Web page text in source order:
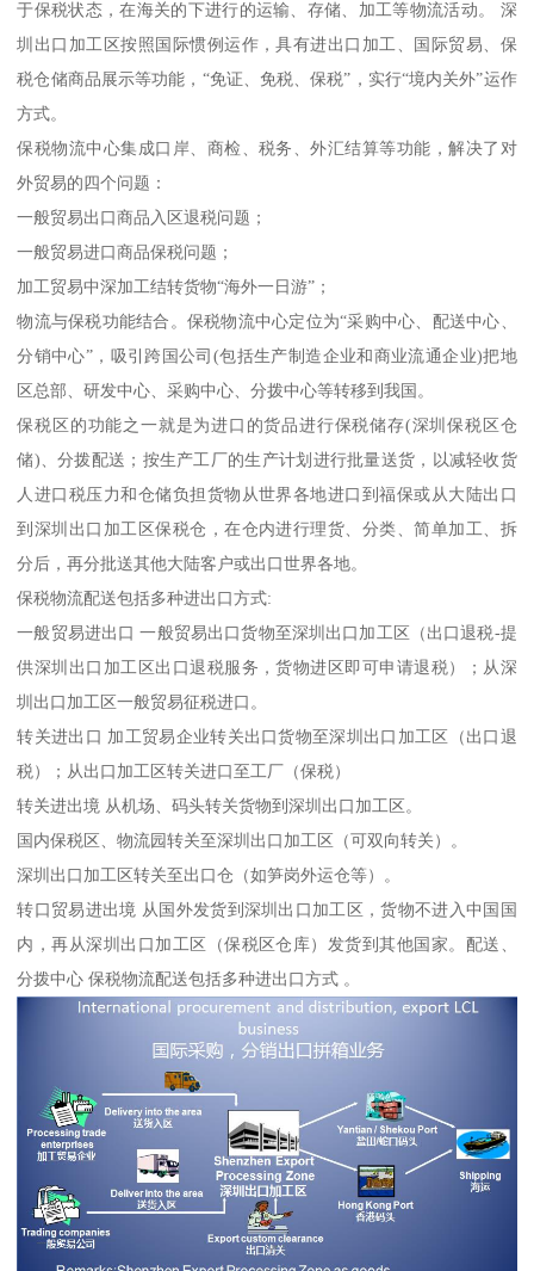
于保税状态，在海关的下进行的运输、存储、加工等物流活动。 深
圳出口加工区按照国际惯例运作，具有进出口加工、国际贸易、保
税仓储商品展示等功能，“免证、免税、保税”，实行“境内关外”运作
方式。
保税物流中心集成口岸、商检、税务、外汇结算等功能，解决了对
外贸易的四个问题：
一般贸易出口商品入区退税问题；
一般贸易进口商品保税问题；
加工贸易中深加工结转货物“海外一日游”；
物流与保税功能结合。保税物流中心定位为“采购中心、配送中心、
分销中心”，吸引跨国公司(包括生产制造企业和商业流通企业)把地
区总部、研发中心、采购中心、分拨中心等转移到我国。
保税区的功能之一就是为进口的货品进行保税储存(深圳保税区仓
储)、分拨配送；按生产工厂的生产计划进行批量送货，以减轻收货
人进口税压力和仓储负担货物从世界各地进口到福保或从大陆出口
到深圳出口加工区保税仓，在仓内进行理货、分类、简单加工、拆
分后，再分批送其他大陆客户或出口世界各地。
保税物流配送包括多种进出口方式:
一般贸易进出口 一般贸易出口货物至深圳出口加工区（出口退税-提
供深圳出口加工区出口退税服务，货物进区即可申请退税）；从深
圳出口加工区一般贸易征税进口。
转关进出口 加工贸易企业转关出口货物至深圳出口加工区（出口退
税）；从出口加工区转关进口至工厂（保税）
转关进出境 从机场、码头转关货物到深圳出口加工区。
国内保税区、物流园转关至深圳出口加工区（可双向转关）。
深圳出口加工区转关至出口仓（如笋岗外运仓等）。
转口贸易进出境 从国外发货到深圳出口加工区，货物不进入中国国
内，再从深圳出口加工区（保税区仓库）发货到其他国家。配送、
分拨中心 保税物流配送包括多种进出口方式 。